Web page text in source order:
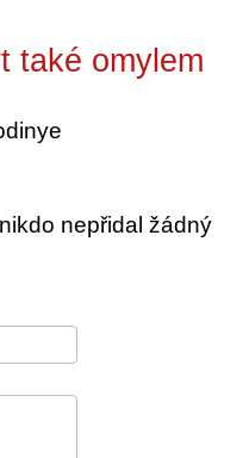
také omylem
nepřidal žádný